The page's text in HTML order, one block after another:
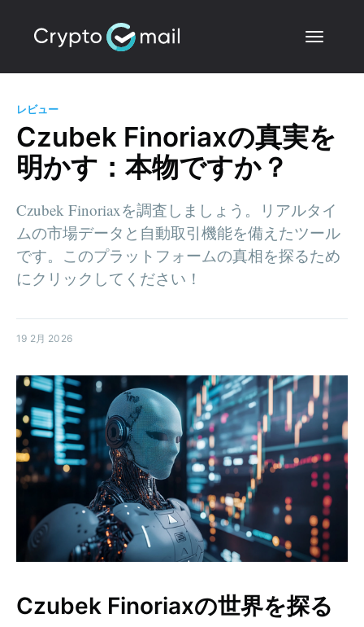
レビュー
Czubek Finoriaxの真実を
明かす：本物ですか？
Czubek Finoriaxを調査しましょう。リアルタイ
ムの市場データと自動取引機能を備えたツール
です。このプラットフォームの真相を探るため
にクリックしてください！
19 2月 2026
Czubek Finoriaxの世界を探る